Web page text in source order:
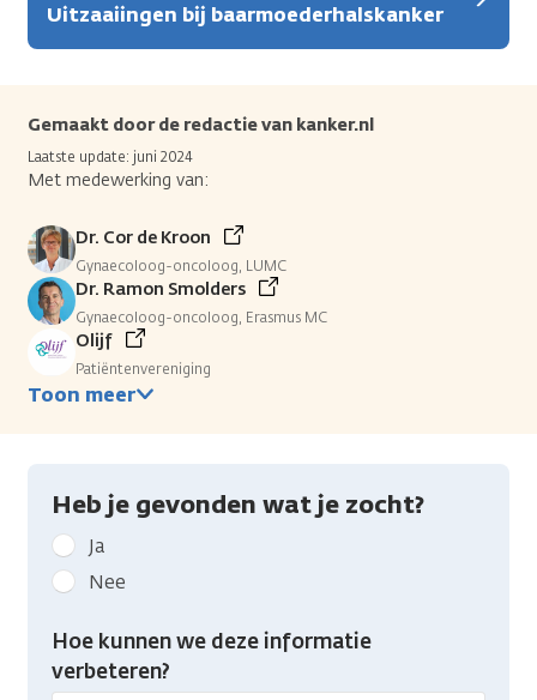
Uitzaaiingen bij baarmoederhalskanker
Gemaakt door de redactie van kanker.nl
Laatste update: juni 2024
Met medewerking van:
Dr. Cor de Kroon
Gynaecoloog-oncoloog, LUMC
Dr. Ramon Smolders
Gynaecoloog-oncoloog, Erasmus MC
Olijf
Patiëntenvereniging
Toon meer
Heb je gevonden wat je zocht?
Geef
kanker.nl
feedback:
Heb
gevonden
Ja
Nee
Hoe kunnen we deze informatie
verbeteren?